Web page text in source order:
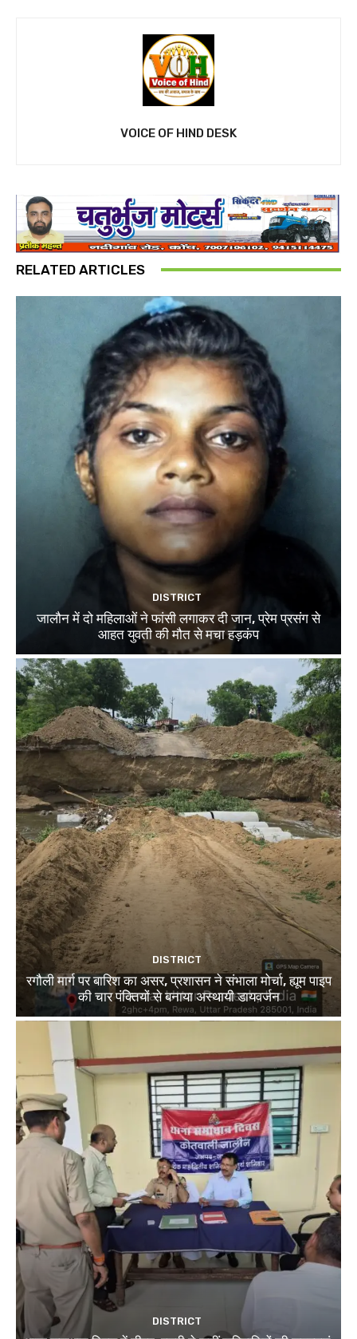
VOICE OF HIND DESK
RELATED ARTICLES
DISTRICT
जालौन में दो महिलाओं ने फांसी लगाकर दी जान, प्रेम प्रसंग से
आहत युवती की मौत से मचा हड़कंप
DISTRICT
रगौली मार्ग पर बारिश का असर, प्रशासन ने संभाला मोर्चा, ह्यूम पाइप
की चार पंक्तियों से बनाया अस्थायी डायवर्जन
DISTRICT